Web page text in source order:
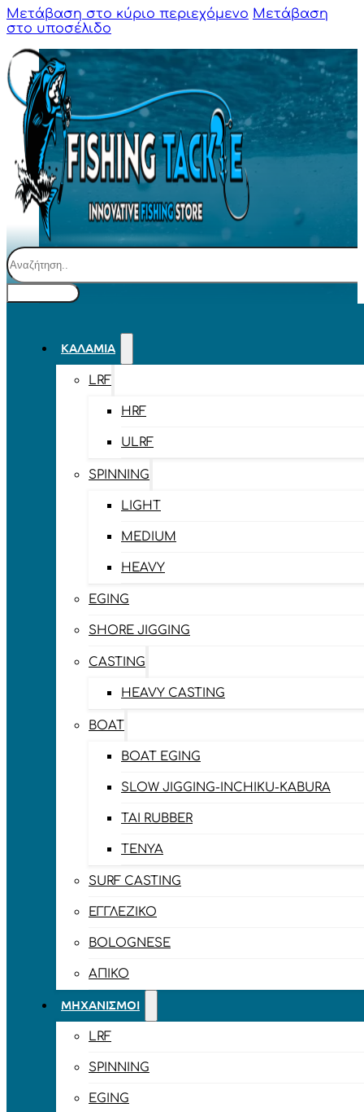
Μετάβαση στο κύριο περιεχόμενο Μετάβαση
στο υποσέλιδο
Αναζήτηση
ΚΑΛΆΜΙΑ
LRF
HRF
ULRF
SPINNING
LIGHT
MEDIUM
HEAVY
EGING
SHORE JIGGING
CASTING
HEAVY CASTING
BOAT
BOAT EGING
SLOW JIGGING-INCHIKU-KABURA
TAI RUBBER
TENYA
SURF CASTING
ΕΓΓΛΈΖΙΚΟ
BOLOGNESE
ΑΠΊΚΟ
ΜΗΧΑΝΙΣΜΟΊ
LRF
SPINNING
EGING